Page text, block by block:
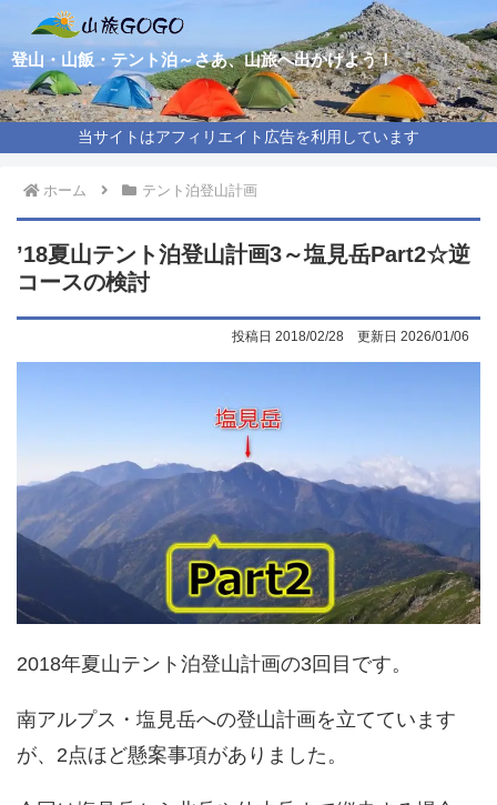
登山・山飯・テント泊～さあ、山旅へ出かけよう！
当サイトはアフィリエイト広告を利用しています
ホーム テント泊登山計画
’18夏山テント泊登山計画3～塩見岳Part2☆逆
コースの検討
2018/02/28 2026/01/06
2018年夏山テント泊登山計画の3回目です。
南アルプス・塩見岳への登山計画を立てています
が、2点ほど懸案事項がありました。